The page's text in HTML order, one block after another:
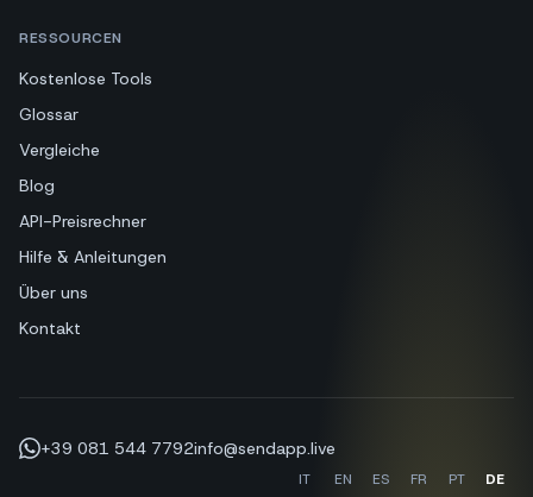
RESSOURCEN
Kostenlose Tools
Glossar
Vergleiche
Blog
API-Preisrechner
Hilfe & Anleitungen
Über uns
Kontakt
+39 081 544 7792info@sendapp.live
IT EN ES FR PT DE